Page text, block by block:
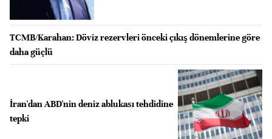
TCMB/Karahan: Döviz rezervleri önceki çıkış dönemlerine göre
daha güçlü
İran'dan ABD'nin deniz ablukası tehdidine
tepki